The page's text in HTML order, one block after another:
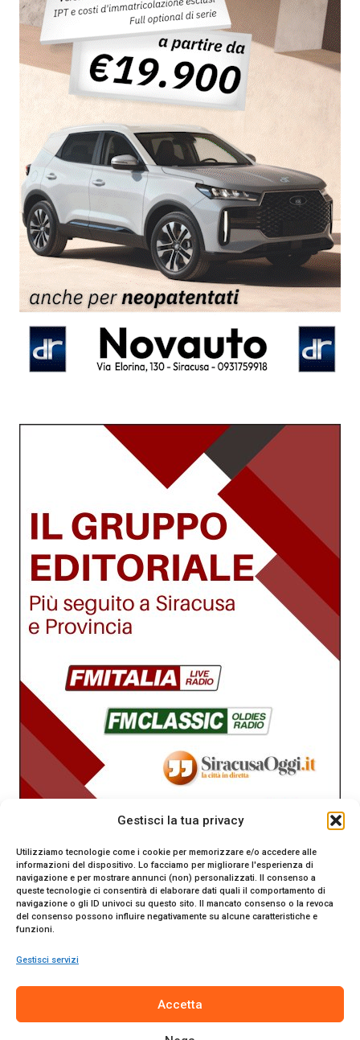
Gestisci la tua privacy
Utilizziamo tecnologie come i cookie per memorizzare e/o accedere alle
informazioni del dispositivo. Lo facciamo per migliorare l'esperienza di
navigazione e per mostrare annunci (non) personalizzati. Il consenso a
queste tecnologie ci consentirà di elaborare dati quali il comportamento di
navigazione o gli ID univoci su questo sito. Il mancato consenso o la revoca
del consenso possono influire negativamente su alcune caratteristiche e
funzioni.
Gestisci servizi
Accetta
Tribunale di Siracusa. Direttore responsabile Gianni Catania.